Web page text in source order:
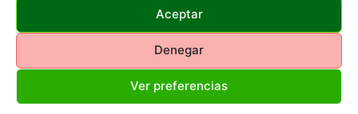
Aceptar
Denegar
Ver preferencias
Corte en mesh reforzado– Aporta ligereza y resistencia,
✔Mediasuela amortiguadora– Mejora la adaptación al
terreno y absorbe los impactos.
✔Suela de goma sólida– Garantizamáxima tracción y